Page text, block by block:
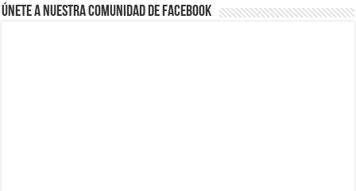
Únete a nuestra comunidad de Facebook